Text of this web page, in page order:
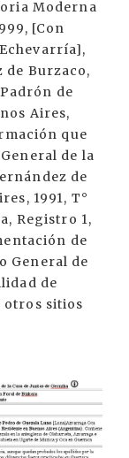
Moderna
[Con
de Burzaco,
de
Aires,
que
de la
de
1991, T°
Registro 1,
de
General de
de
otros sitios